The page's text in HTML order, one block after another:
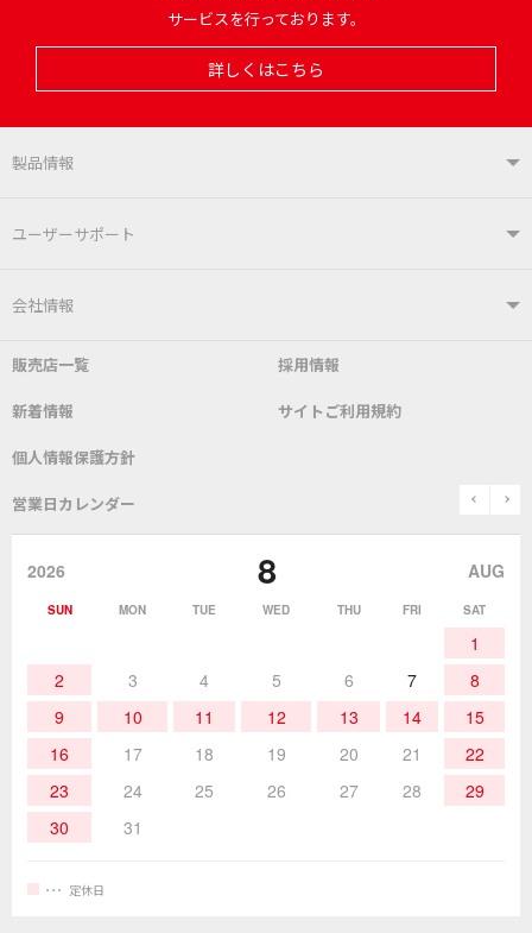
サービスを行っております。
詳しくはこちら
製品情報
製品情報TOP
はんだ付けシステム
こて先 自動はんだ送り装置
表面実装/SMT関連
作業環境／材料
ユーザーサポート
ユーザーサポートTOP
よくあるご質問 デモ機貸し出しサービス
SDS(MSDS)製品
取扱説明書
該非説明発行の申込み
会社情報
会社概要 社長あいさつ
グットのあゆみ
販売店一覧 採用情報
新着情報 サイトご利用規約
個人情報保護方針
営業日カレンダー prev
2026 8 AUG
SUN MON TUE WED THU FRI SAT
1
2
3 4 5 6 7
8
9
10 11 12 13 14
15
16
17 18 19 20 21
22
23
24 25 26 27 28
29
30
31
定休日